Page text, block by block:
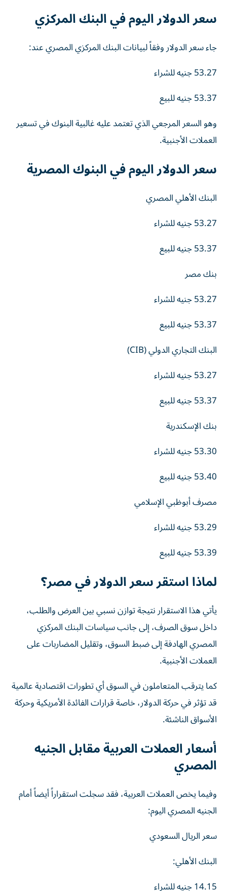
سعر الدولار اليوم في البنك المركزي
جاء سعر الدولار وفقاً لبيانات البنك المركزي المصري عند:
53.27 جنيه للشراء
53.37جنيهللبيع
وهو السعر المرجعي الذي تعتمد عليه غالبية البنوك في تسعير
العملات الأجنبية.
سعر الدولار اليوم في البنوك المصرية
البنك الأهلي المصري
53.27جنيهللشراء
53.37جنيهللبيع
بنك مصر
53.27جنيهللشراء
53.37جنيهللبيع
البنك التجاري الدولي (CIB)
53.27جنيهللشراء
53.37جنيهللبيع
بنك الإسكندرية
53.30جنيهللشراء
53.40 جنيه للبيع
مصرف أبوظبي الإسلامي
53.29جنيهللشراء
53.39جنيهللبيع
لماذا استقر سعر الدولار في مصر؟
يأتي هذا الاستقرار نتيجة توازن نسبي بين العرض والطلب،
داخل سوق الصرف، إلى جانب سياسات البنك المركزي
المصري الهادفة إلى ضبط السوق، وتقليل المضاربات على
العملات الأجنبية.
كما يترقب المتعاملون في السوق أي تطورات اقتصادية عالمية
قد تؤثر في حركة الدولار، خاصة قرارات الفائدة الأمريكية وحركة
الأسواق الناشئة.
أسعار العملات العربية مقابل الجنيه
المصري
وفيما يخص العملات العربية، فقد سجلت استقراراً أيضاً أمام
الجنيه المصري اليوم:
سعر الريال السعودي
البنك الأهلي:
14.15جنيهللشراء